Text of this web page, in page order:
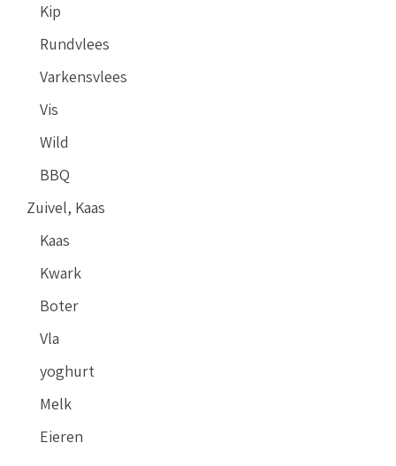
Kip
Rundvlees
Varkensvlees
Vis
Wild
BBQ
Zuivel, Kaas
Kaas
Kwark
Boter
Vla
yoghurt
Melk
Eieren